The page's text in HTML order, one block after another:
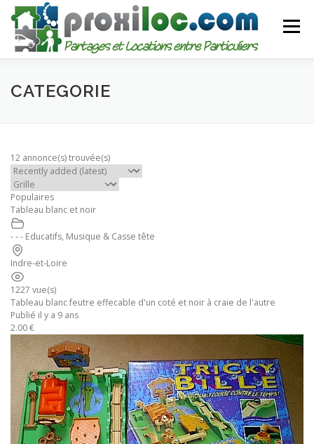
Aller
contenu
Menu
CATEGORIES AJOUTER UNE ANNONCE
CATEGORIE
12 annonce(s) trouvée(s)
Populaires
Tableau blanc et noir
- - - Educatifs, Musique & Casse tête
Indre-et-Loire
1227 vue(s)
Tableau blanc feutre effecable d'un coté et noir à craie de l'autre
Publié il y a 9 ans
2.00 €